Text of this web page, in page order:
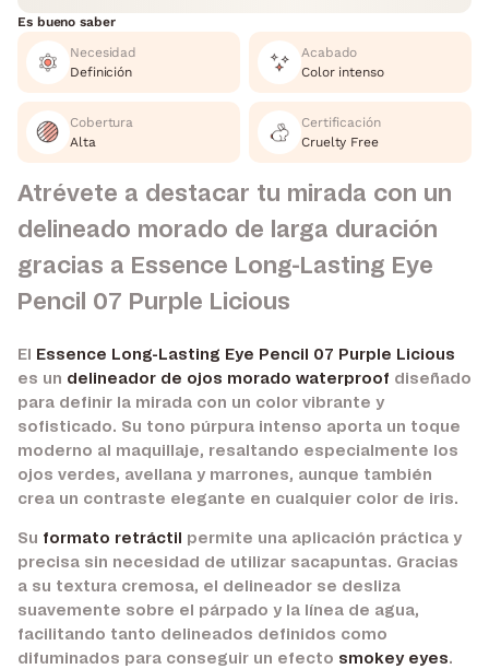
Es bueno saber
Necesidad
Definición
Acabado
Color intenso
Cobertura
Alta
Certificación
Cruelty Free
Atrévete a destacar tu mirada con un
delineado morado de larga duración
gracias a Essence Long-Lasting Eye
Pencil 07 Purple Licious
El
Essence Long-Lasting Eye Pencil 07 Purple Licious
es un delineador de ojos morado waterproof diseñado
para definir la mirada con un color vibrante y
sofisticado. Su tono púrpura intenso aporta un toque
moderno al maquillaje, resaltando especialmente los
ojos verdes, avellana y marrones, aunque también
crea un contraste elegante en cualquier color de iris.
Su formato retráctil
permite una aplicación práctica y
precisa sin necesidad de utilizar sacapuntas. Gracias
a su textura cremosa, el delineador se desliza
suavemente sobre el párpado y la línea de agua,
facilitando tanto delineados definidos como
difuminados para conseguir un efecto smokey eyes.